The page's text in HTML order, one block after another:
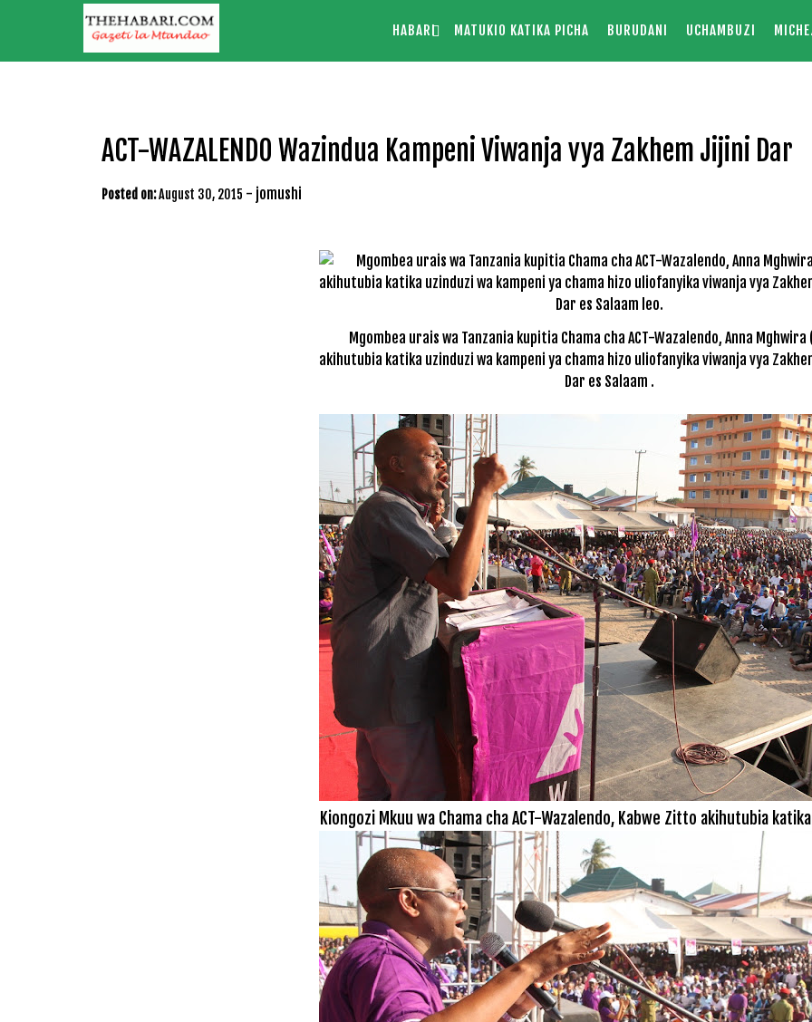
HABARI MATUKIO KATIKA PICHA BURUDANI UCHAMBUZI
ACT-WAZALENDO Wazindua Kampeni Viwanja vya Zakhem Jijini Dar
Posted on:August 30, 2015 - jomushi
Mgombea urais wa Tanzania kupitia Chama cha ACT-Wazalendo, Anna
akihutubia katika uzinduzi wa kampeni ya chama hizo uliofanyika viwanja vya
Dar es Salaam .
Kiongozi Mkuu wa Chama cha ACT-Wazalendo, Kabwe Zitto akihutubia